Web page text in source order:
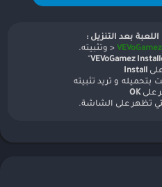
بعد التنزيل :
< وتثبيته.
VEVoGamez
"
Install
OK